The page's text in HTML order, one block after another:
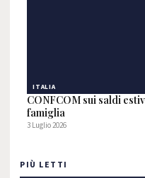
ITALIA
CONFCOM sui saldi
famiglia
3 Luglio 2026
PIÙ LETTI